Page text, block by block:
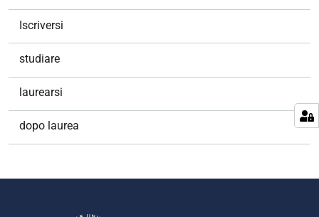
Iscriversi
studiare
laurearsi
dopo laurea